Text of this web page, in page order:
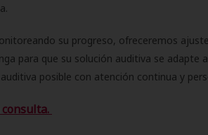
su progreso, ofreceremos
para que su solución auditiva se adapte
posible con atención continua y